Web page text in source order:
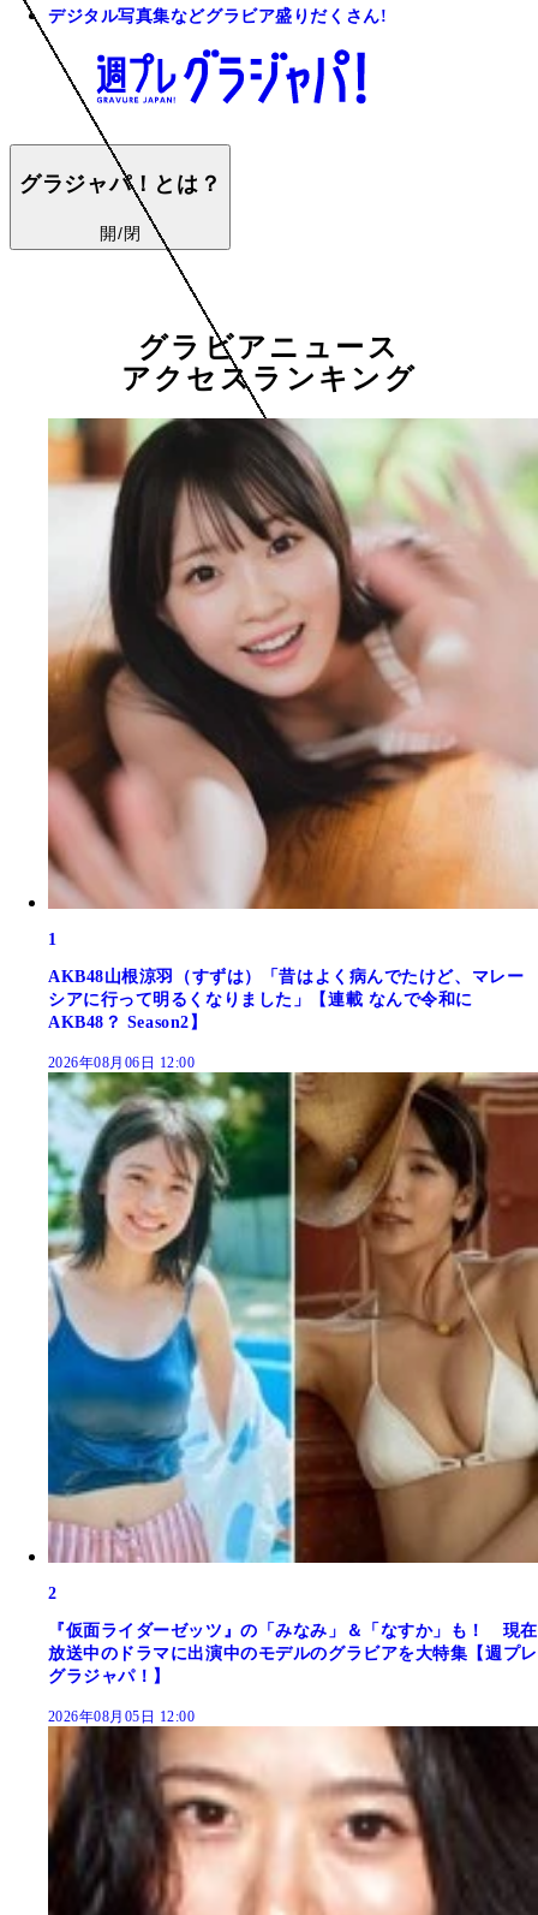
デジタル写真集などグラビア盛りだくさん!
グラジャパ！とは？
開/閉
グラビアニュース
アクセスランキング
1
AKB48山根涼羽（すずは）「昔はよく病んでたけど、マレー
シアに行って明るくなりました」【連載 なんで令和に
AKB48？ Season2】
2026年08月06日 12:00
2
『仮面ライダーゼッツ』の「みなみ」＆「なすか」も！ 現在
放送中のドラマに出演中のモデルのグラビアを大特集【週プレ
グラジャパ！】
2026年08月05日 12:00